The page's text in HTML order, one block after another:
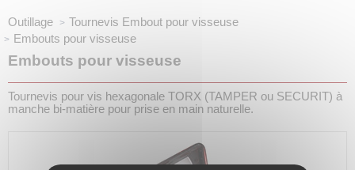
Outillage Tournevis Embout pour visseuse
Embouts pour visseuse
Embouts pour visseuse
Tournevis pour vis hexagonale TORX (TAMPER ou SECURIT) à
manche bi-matière pour prise en main naturelle.